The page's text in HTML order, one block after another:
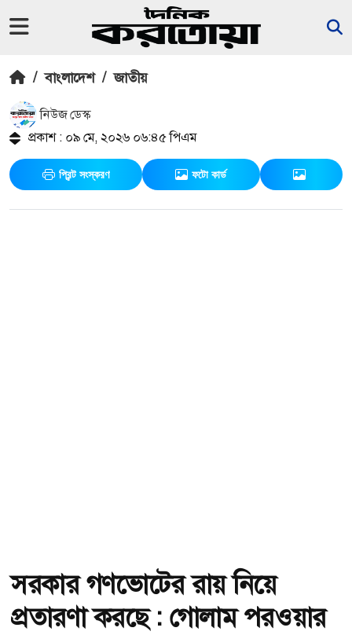
/ বাংলাদেশ / জাতীয়
নিউজ ডেস্ক
প্রকাশ : ০৯ মে, ২০২৬ ০৬:৪৫ পিএম
প্রিন্ট সংস্করণ ফটো কার্ড
সরকার গণভোটের রায় নিয়ে
প্রতারণা করছে : গোলাম পরওয়ার